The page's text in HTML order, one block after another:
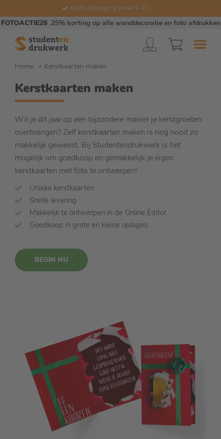
Gratis bezorging vanaf € 40,-
FOTOACTIE26 25% korting op alle wanddecoratie en foto afdrukken
Home Kerstkaarten maken
Kerstkaarten maken
Wil je dit jaar op een bijzondere manier je kerstgroeten
overbrengen? Zelf kerstkaarten maken is nog nooit zo
makkelijk geweest. Bij Studentendrukwerk is het
mogelijk om goedkoop en gemakkelijk je eigen
kerstkaarten met foto te ontwerpen!
Unieke kerstkaarten
Snelle levering
Makkelijk te ontwerpen in de Online Editor
Goedkoop in grote en kleine oplages
BEGIN NU